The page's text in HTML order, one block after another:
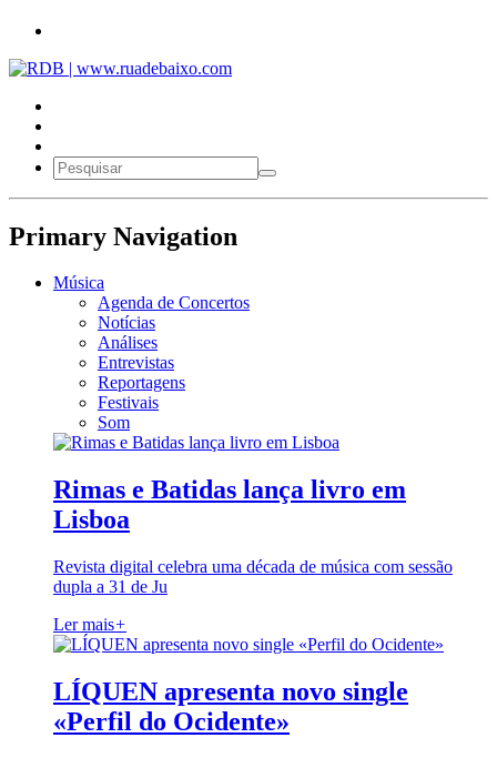
Primary Navigation
Música
Agenda de Concertos
Notícias
Análises
Entrevistas
Reportagens
Festivais
Som
Rimas e Batidas lança livro em
Lisboa
Revista digital celebra uma década de música com sessão
dupla a 31 de Ju
Ler mais+
LÍQUEN apresenta novo single
«Perfil do Ocidente»